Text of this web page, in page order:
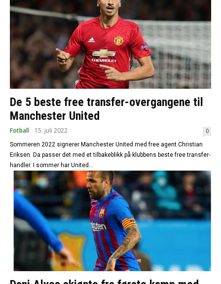
De 5 beste free transfer-overgangene til
Manchester United
Fotball 15. juli 2022 0
Sommeren 2022 signerer Manchester United med free agent Christian
Eriksen. Da passer det med et tilbakeblikk på klubbens beste free transfer-
handler. I sommer har United...